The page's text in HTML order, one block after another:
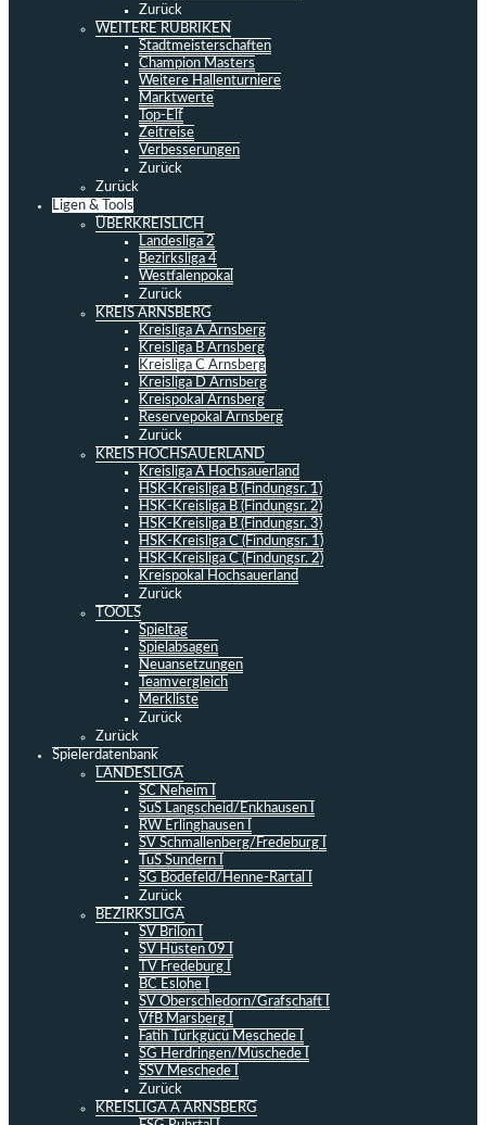
Zurück
WEITERE RUBRIKEN
Stadtmeisterschaften
Champion Masters
Weitere Hallenturniere
Marktwerte
Top-Elf
Zeitreise
Verbesserungen
Zurück
Zurück
Ligen & Tools
ÜBERKREISLICH
Landesliga 2
Bezirksliga 4
Westfalenpokal
Zurück
KREIS ARNSBERG
Kreisliga A Arnsberg
Kreisliga B Arnsberg
Kreisliga C Arnsberg
Kreisliga D Arnsberg
Kreispokal Arnsberg
Reservepokal Arnsberg
Zurück
KREIS HOCHSAUERLAND
Kreisliga A Hochsauerland
HSK-Kreisliga B (Findungsr. 1)
HSK-Kreisliga B (Findungsr. 2)
HSK-Kreisliga B (Findungsr. 3)
HSK-Kreisliga C (Findungsr. 1)
HSK-Kreisliga C (Findungsr. 2)
Kreispokal Hochsauerland
Zurück
TOOLS
Spieltag
Spielabsagen
Neuansetzungen
Teamvergleich
Merkliste
Zurück
Zurück
Spielerdatenbank
LANDESLIGA
SC Neheim I
SuS Langscheid/Enkhausen I
RW Erlinghausen I
SV Schmallenberg/Fredeburg I
TuS Sundern I
SG Bödefeld/Henne-Rartal I
Zurück
BEZIRKSLIGA
SV Brilon I
SV Hüsten 09 I
TV Fredeburg I
BC Eslohe I
SV Oberschledorn/Grafschaft I
VfB Marsberg I
Fatih Türkgücü Meschede I
SG Herdringen/Müschede I
SSV Meschede I
Zurück
KREISLIGA A ARNSBERG